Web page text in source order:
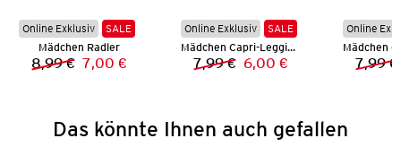
Online Exklusiv
SALE
Mädchen Radler
Vorheriger Preis:
8,99 € Neuer Preis:
7,00 €
Online Exklusiv
SALE
Mädchen Capri-Leggings
Vorheriger Preis:
7,99 € Neuer Preis:
6,00 €
Online
7,99 €
Das könnte Ihnen auch gefallen